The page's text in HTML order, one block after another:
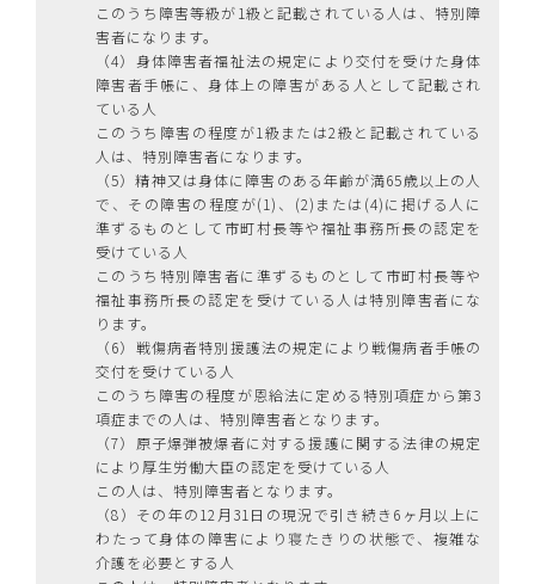
このうち障害等級が1級と記載されている人は、特別障
害者になります。
（4）身体障害者福祉法の規定により交付を受けた身体
障害者手帳に、身体上の障害がある人として記載され
ている人
このうち障害の程度が1級または2級と記載されている
人は、特別障害者になります。
（5）精神又は身体に障害のある年齢が満65歳以上の人
で、その障害の程度が(1)、(2)または(4)に掲げる人に
準ずるものとして市町村長等や福祉事務所長の認定を
受けている人
このうち特別障害者に準ずるものとして市町村長等や
福祉事務所長の認定を受けている人は特別障害者にな
ります。
（6）戦傷病者特別援護法の規定により戦傷病者手帳の
交付を受けている人
このうち障害の程度が恩給法に定める特別項症から第3
項症までの人は、特別障害者となります。
（7）原子爆弾被爆者に対する援護に関する法律の規定
により厚生労働大臣の認定を受けている人
この人は、特別障害者となります。
（8）その年の12月31日の現況で引き続き6ヶ月以上に
わたって身体の障害により寝たきりの状態で、複雑な
介護を必要とする人